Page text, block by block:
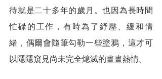
待就是二十多年的歲月。也因為長時間
忙碌的工作，有時為了紓壓、緩和情
緒，偶爾會隨筆勾勒一些塗鴉，這才可
以隱隱窺見尚未完全熄滅的畫畫熱情。